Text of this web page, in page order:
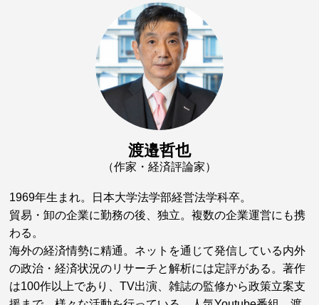
渡邉哲也
（作家・経済評論家）
1969年生まれ。日本大学法学部経営法学科卒。
貿易・卸の企業に勤務の後、独立。複数の企業運営にも携
わる。
海外の経済情勢に精通。ネットを通じて発信している内外
の政治・経済状況のリサーチと解析には定評がある。著作
は100作以上であり、TV出演、雑誌の監修から政策立案支